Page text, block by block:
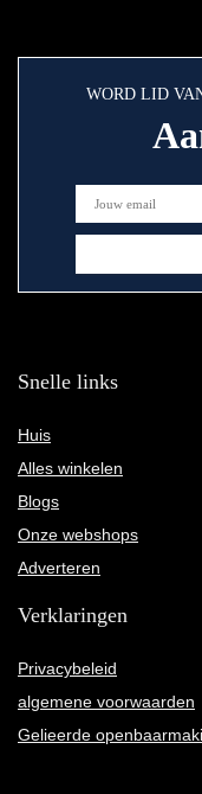
WORD LID
Snelle links
Huis
Alles winkelen
Blogs
Onze webshops
Adverteren
Verklaringen
Privacybeleid
algemene voorwaarden
Gelieerde